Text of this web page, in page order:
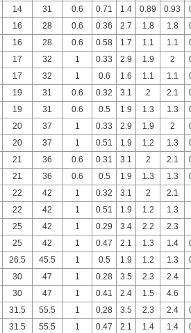
14 31 0.6 0.71 1.4 0.89 0.93
16 28 0.6 0.36 2.7 1.8 1.8
16 28 0.6 0.58 1.7 1.1 1.1
17 32 1 0.33 2.9 1.9 2
17 32 1 0.6 1.6 1.1 1.1
19 31 0.6 0.32 3.1 2 2.1
19 31 0.6 0.5 1.9 1.3 1.3
20 37 1 0.33 2.9 1.9 2
20 37 1 0.51 1.9 1.2 1.3
21 36 0.6 0.31 3.1 2 2.1
21 36 0.6 0.5 1.9 1.3 1.3
22 42 1 0.32 3.1 2 2.1
22 42 1 0.51 1.9 1.2 1.3
25 42 1 0.29 3.4 2.2 2.3
25 42 1 0.47 2.1 1.3 1.4
26.5 45.5 1 0.5 1.9 1.2 1.3
30 47 1 0.28 3.5 2.3 2.4
30 47 1 0.41 2.4 1.5 4.6
31.5 55.5 1 0.28 3.5 2.3 2.4
31.5 55.5 1 0.47 2.1 1.4 1.4